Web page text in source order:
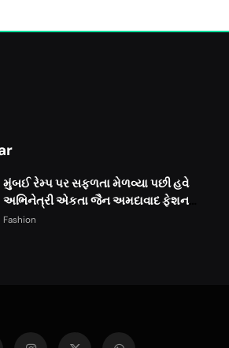
મુંબઈ રેમ્પ પર સફળતા મેળવ્યા પછી હવે
અભિનેત્રી એકતા જૈન અમદાવાદ ફેશન
વીકમાં પોતાની પ્રતિભા પ્રદર્શિત કરશે
Fashion